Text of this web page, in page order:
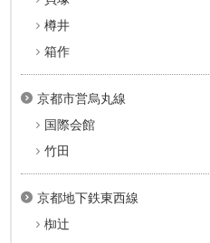
樽井
箱作
京都市営烏丸線
国際会館
竹田
京都地下鉄東西線
椥辻